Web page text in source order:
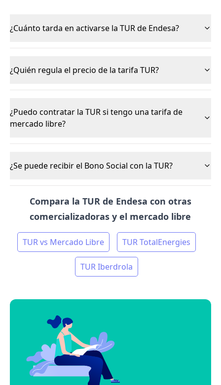
¿Cuánto tarda en activarse la TUR de Endesa?
¿Quién regula el precio de la tarifa TUR?
¿Puedo contratar la TUR si tengo una tarifa de
mercado libre?
¿Se puede recibir el Bono Social con la TUR?
Compara la TUR de Endesa con otras
comercializadoras y el mercado libre
TUR vs Mercado Libre TUR TotalEnergies
TUR Iberdrola